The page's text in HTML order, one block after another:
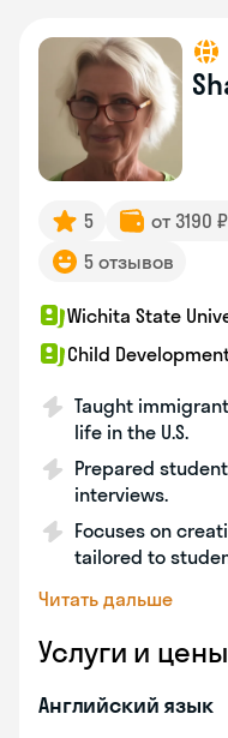
5 от 3190
5 отзывов
Wichita State
Child
Taught
life in the U.S.
Prepared
interviews.
Focuses on
tailored to
Читать дальше
Услуги и цены
Английский язык